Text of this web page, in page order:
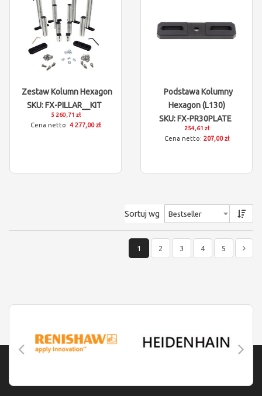
Zestaw Kolumn Hexagon
SKU: FX-PILLAR__KIT
5 260,71 zł
4 277,00 zł
Podstawa Kolumny
Hexagon (L130)
SKU: FX-PR30PLATE
254,61 zł
207,00 zł
Sortuj wg
1 2 3 4 5